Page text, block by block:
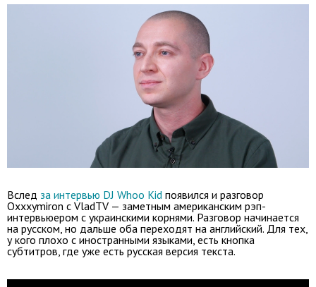
Вслед за интервью DJ Whoo Kid появился и разговор
Oxxxymiron с VladTV — заметным американским рэп-
интервьюером с украинскими корнями. Разговор начинается
на русском, но дальше оба переходят на английский. Для тех,
у кого плохо с иностранными языками, есть кнопка
субтитров, где уже есть русская версия текста.